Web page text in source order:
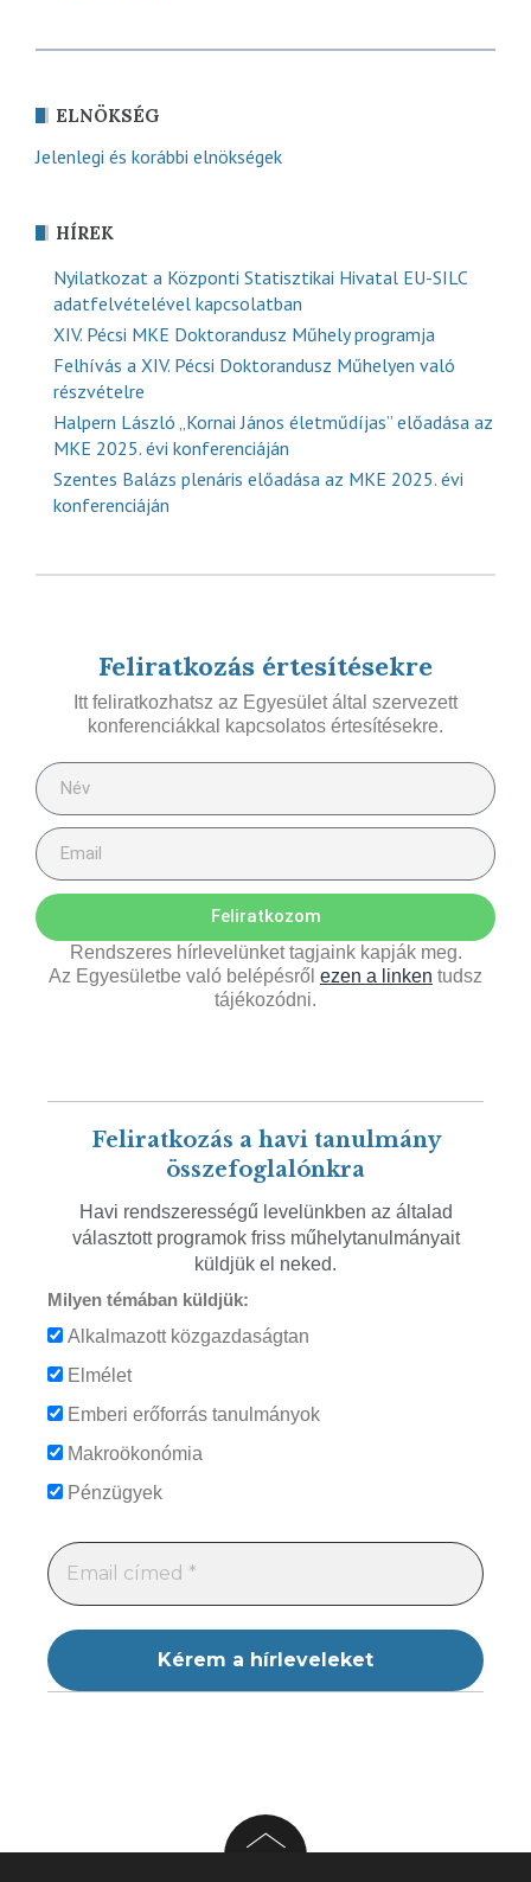
ELNÖKSÉG
Jelenlegi és korábbi elnökségek
HÍREK
Nyilatkozat a Központi Statisztikai Hivatal EU-SILC
adatfelvételével kapcsolatban
XIV. Pécsi MKE Doktorandusz Műhely programja
Felhívás a XIV. Pécsi Doktorandusz Műhelyen való
részvételre
Halpern László „Kornai János életműdíjas” előadása az
MKE 2025. évi konferenciáján
Szentes Balázs plenáris előadása az MKE 2025. évi
konferenciáján
Feliratkozás értesítésekre
Itt feliratkozhatsz az Egyesület által szervezett
konferenciákkal kapcsolatos értesítésekre.
Feliratkozom
Rendszeres hírlevelünket tagjaink kapják meg.
Az Egyesületbe való belépésről ezen a linken tudsz
tájékozódni.
Feliratkozás a havi tanulmány
összefoglalónkra
Havi rendszerességű levelünkben az általad
választott programok friss műhelytanulmányait
küldjük el neked.
Milyen témában küldjük:
Alkalmazott közgazdaságtan
Elmélet
Emberi erőforrás tanulmányok
Makroökonómia
Pénzügyek